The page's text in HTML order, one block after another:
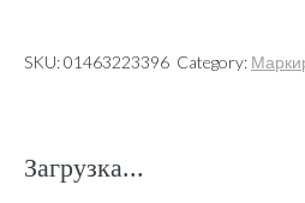
(Legrand)
SKU:01463223396 Category:
Загрузка...